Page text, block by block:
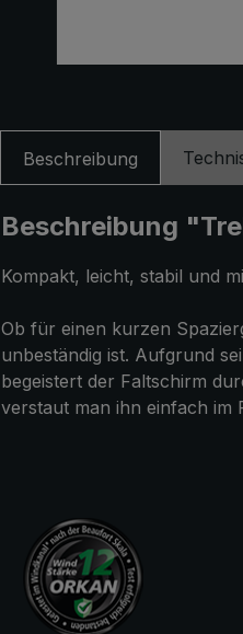
Beschreibung
Beschreibung
Kompakt, leicht, stabil und
Ob für einen kurzen
unbeständig ist. Aufgrund
begeistert der Faltschirm
verstaut man ihn einfach im